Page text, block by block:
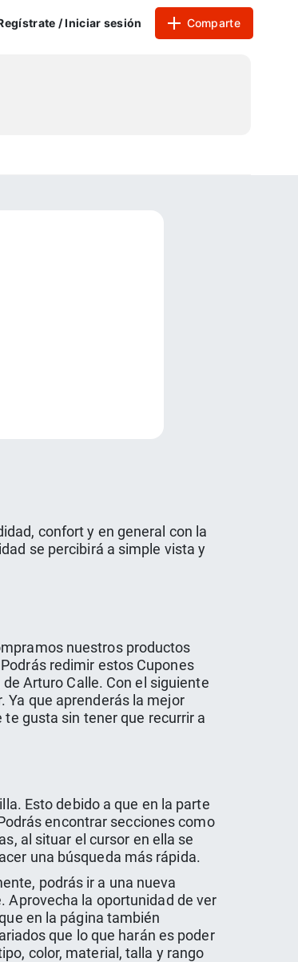
/ Iniciar sesión Comparte
confort y en general con la
se percibirá a simple vista y
nuestros productos
redimir estos Cupones
Arturo Calle. Con el siguiente
Ya que aprenderás la mejor
gusta sin tener que recurrir a
Esto debido a que en la parte
encontrar secciones como
al situar el cursor en ella se
una búsqueda más rápida.
podrás ir a una nueva
Aprovecha la oportunidad de ver
en la página también
que lo que harán es poder
color, material, talla y rango